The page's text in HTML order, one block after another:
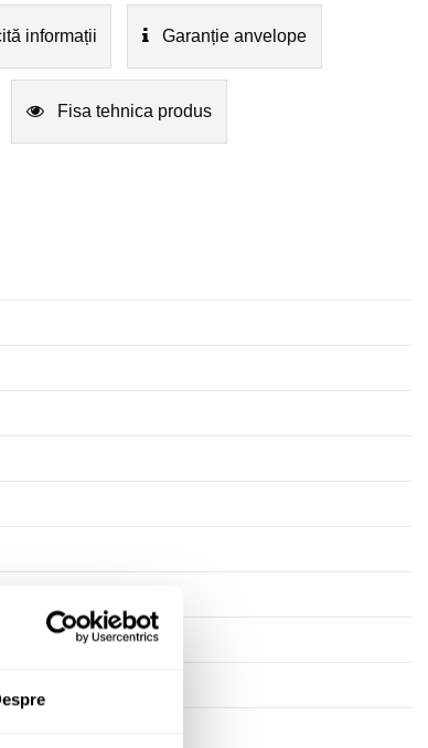
informații Garanție anvelope
Fisa tehnica produs